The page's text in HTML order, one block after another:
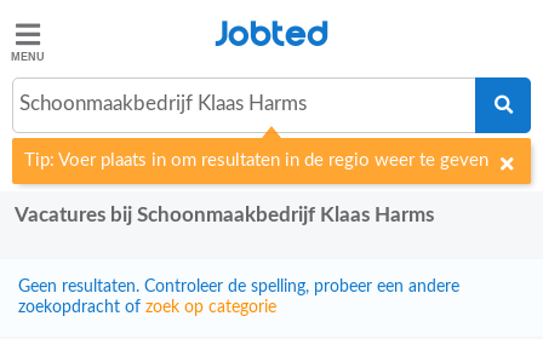
Jobted
Vacatures
Jobted
Schoonmaakbedrijf Klaas Harms
Tip: Voer plaats in om resultaten in de regio weer te geven
Vacatures bij Schoonmaakbedrijf Klaas Harms
Geen resultaten. Controleer de spelling, probeer een andere
zoekopdracht of zoek op categorie